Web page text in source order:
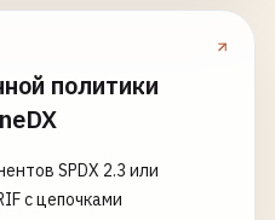
политики
SPDX 2.3 или
с цепочками